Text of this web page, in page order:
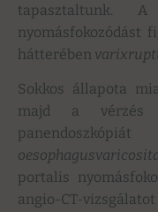
tapasztaltunk.
nyomásfokozódást
hátterében
Sokkos állapota
majd a vérzés
portalis
angio-CT-